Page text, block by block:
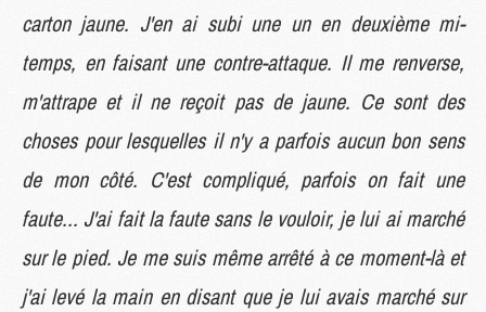
carton jaune. J'en ai subi une un en deuxième mi-
temps, en faisant une contre-attaque. Il me renverse,
m'attrape et il ne reçoit pas de jaune. Ce sont des
choses pour lesquelles il n'y a parfois aucun bon sens
de mon côté. C'est compliqué, parfois on fait une
faute... J'ai fait la faute sans le vouloir, je lui ai marché
sur le pied. Je me suis même arrêté à ce moment-là et
j'ai levé la main en disant que je lui avais marché sur